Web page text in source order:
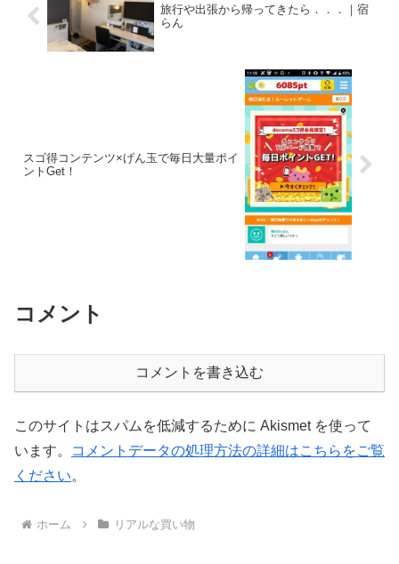
旅行や出張から帰ってきたら．．．｜宿
らん
スゴ得コンテンツ×げん玉で毎日大量ポイ
ントGet！
コメント
コメントを書き込む
このサイトはスパムを低減するために Akismet を使って
います。
コメントデータの処理方法の詳細はこちらをご覧
ください。
ホーム リアルな買い物